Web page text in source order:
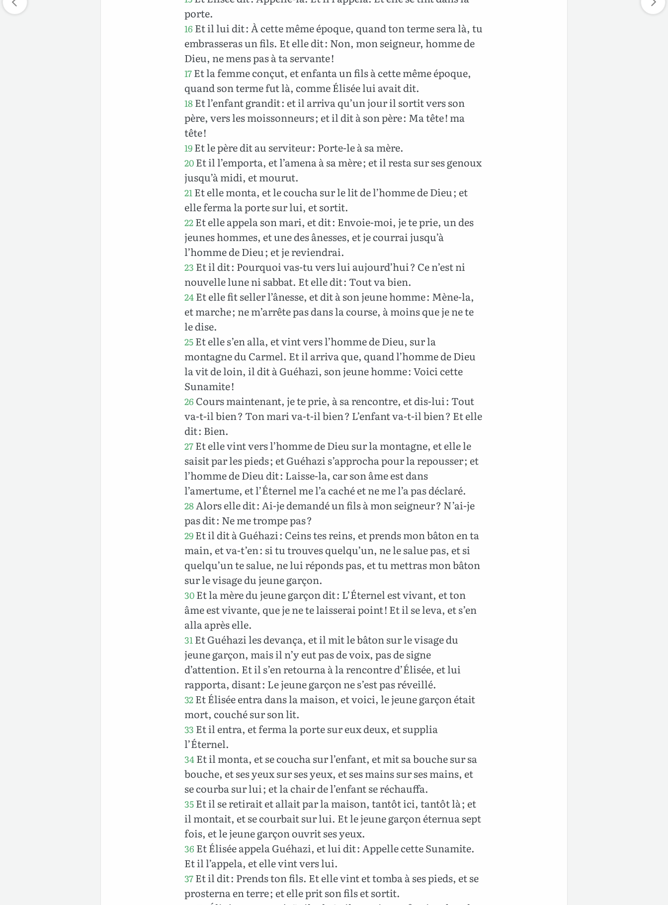
porte.
16 Et il lui dit : À cette même époque, quand ton terme sera là, tu
embrasseras un fils. Et elle dit : Non, mon seigneur, homme de
Dieu, ne mens pas à ta servante !
17Et la femme conçut, et enfanta un fils à cette même époque,
quand son terme fut là, comme Élisée lui avait dit.
18Et l’enfant grandit : et il arriva qu’un jour il sortit vers son
père, vers les moissonneurs ; et il dit à son père : Ma tête ! ma
tête !
19Et le père dit au serviteur : Porte-le à sa mère.
20Et il l’emporta, et l’amena à sa mère ; et il resta sur ses genoux
jusqu’à midi, et mourut.
21Et elle monta, et le coucha sur le lit de l’homme de Dieu ; et
elle ferma la porte sur lui, et sortit.
22Et elle appela son mari, et dit : Envoie-moi, je te prie, un des
jeunes hommes, et une des ânesses, et je courrai jusqu’à
l’homme de Dieu ; et je reviendrai.
23 Et il dit : Pourquoi vas-tu vers lui aujourd’hui ? Ce n’est ni
nouvelle lune ni sabbat. Et elle dit : Tout va bien.
24Et elle fit seller l’ânesse, et dit à son jeune homme : Mène-la,
et marche ; ne m’arrête pas dans la course, à moins que je ne te
le dise.
25Et elle s’en alla, et vint vers l’homme de Dieu, sur la
montagne du Carmel. Et il arriva que, quand l’homme de Dieu
la vit de loin, il dit à Guéhazi, son jeune homme : Voici cette
Sunamite !
26 Cours maintenant, je te prie, à sa rencontre, et dis-lui : Tout
va-t-il bien ? Ton mari va-t-il bien ? L’enfant va-t-il bien ? Et elle
dit : Bien.
27Et elle vint vers l’homme de Dieu sur la montagne, et elle le
saisit par les pieds ; et Guéhazi s’approcha pour la repousser ; et
l’homme de Dieu dit : Laisse-la, car son âme est dans
l’amertume, et l’Éternel me l’a caché et ne me l’a pas déclaré.
28Alors elle dit : Ai-je demandé un fils à mon seigneur ? N’ai-je
pas dit : Ne me trompe pas ?
29Et il dit à Guéhazi : Ceins tes reins, et prends mon bâton en ta
main, et va-t’en : si tu trouves quelqu’un, ne le salue pas, et si
quelqu’un te salue, ne lui réponds pas, et tu mettras mon bâton
sur le visage du jeune garçon.
30Et la mère du jeune garçon dit : L’Éternel est vivant, et ton
âme est vivante, que je ne te laisserai point ! Et il se leva, et s’en
alla après elle.
31Et Guéhazi les devança, et il mit le bâton sur le visage du
jeune garçon, mais il n’y eut pas de voix, pas de signe
d’attention. Et il s’en retourna à la rencontre d’Élisée, et lui
rapporta, disant : Le jeune garçon ne s’est pas réveillé.
32Et Élisée entra dans la maison, et voici, le jeune garçon était
mort, couché sur son lit.
33 Et il entra, et ferma la porte sur eux deux, et supplia
l’Éternel.
34Et il monta, et se coucha sur l’enfant, et mit sa bouche sur sa
bouche, et ses yeux sur ses yeux, et ses mains sur ses mains, et
se courba sur lui ; et la chair de l’enfant se réchauffa.
35Et il se retirait et allait par la maison, tantôt ici, tantôt là ; et
il montait, et se courbait sur lui. Et le jeune garçon éternua sept
fois, et le jeune garçon ouvrit ses yeux.
36 Et Élisée appela Guéhazi, et lui dit : Appelle cette Sunamite.
Et il l’appela, et elle vint vers lui.
37Et il dit : Prends ton fils. Et elle vint et tomba à ses pieds, et se
prosterna en terre ; et elle prit son fils et sortit.